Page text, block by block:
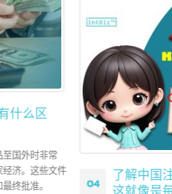
08
7 月
美国 10 大领先银行
美国是世界上最具影响力的金
体系和复杂的金融市场，美
发挥重要作用的全球参与者。在本文
些银行在塑造全球金融行业的方向上